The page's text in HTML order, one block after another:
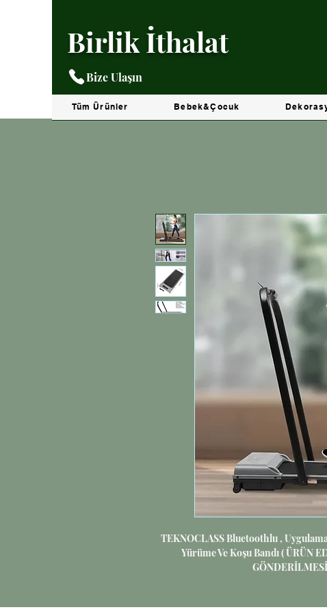
Birlik İthalat
Bize Ulaşın
Tüm Ürünler Bebek&Çocuk
TEKNOCLASS Bluetoothlu ,
Yürüme Ve Koşu Bandı ( ÜRÜN
tasarlanmıştır. Bluetooth